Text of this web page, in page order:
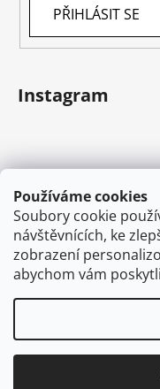
Používáme cookies
Soubory cookie
návštěvnících, ke
zobrazení
abychom vám
PŘIHLÁSIT SE
Instagram
Sledovat